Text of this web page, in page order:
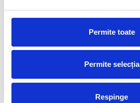
Permite toate
Permite selecția
Respinge